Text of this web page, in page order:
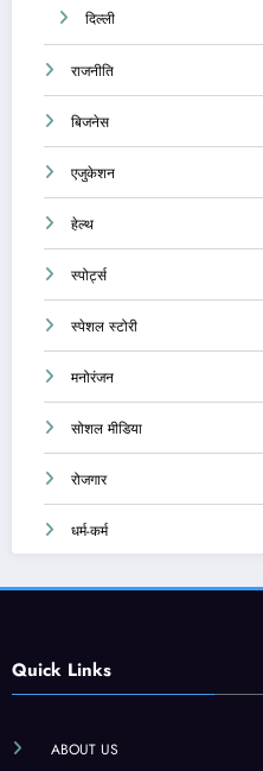
दिल्ली
राजनीति
बिजनेस
एजुकेशन
हेल्थ
स्पोर्ट्स
स्पेशल स्टोरी
मनोरंजन
सोशल मीडिया
रोजगार
धर्म-कर्म
Quick Links
ABOUT US